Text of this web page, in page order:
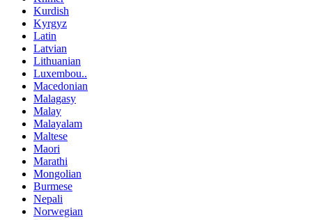
Kurdish
Kyrgyz
Latin
Latvian
Lithuanian
Luxembou..
Macedonian
Malagasy
Malay
Malayalam
Maltese
Maori
Marathi
Mongolian
Burmese
Nepali
Norwegian